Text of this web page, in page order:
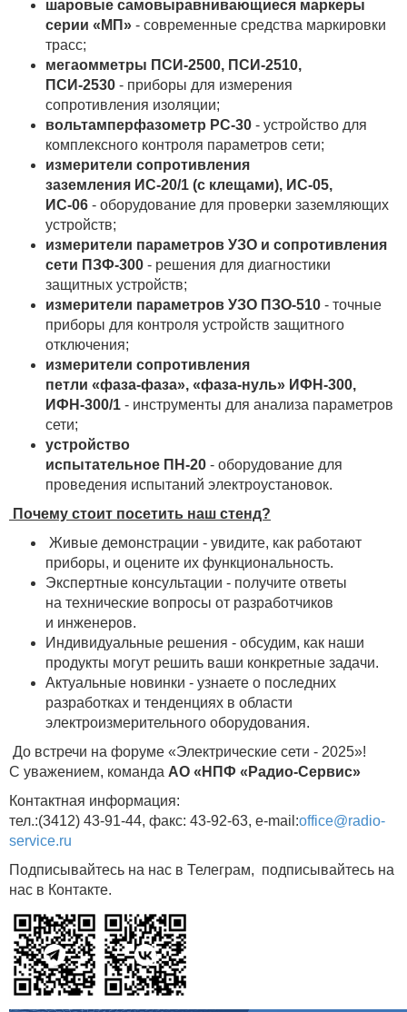
шаровые самовыравнивающиеся маркеры
серии «МП» - современные средства маркировки
трасс;
мегаомметры ПСИ‑2500, ПСИ‑2510,
ПСИ‑2530 - приборы для измерения
сопротивления изоляции;
вольтамперфазометр РС‑30 - устройство для
комплексного контроля параметров сети;
измерители сопротивления
заземления ИС‑20/1 (с клещами), ИС‑05,
ИС‑06 - оборудование для проверки заземляющих
устройств;
измерители параметров УЗО и сопротивления
сети ПЗФ‑300 - решения для диагностики
защитных устройств;
измерители параметров УЗО ПЗО‑510 - точные
приборы для контроля устройств защитного
отключения;
измерители сопротивления
петли «фаза‑фаза», «фаза‑нуль» ИФН‑300,
ИФН‑300/1 - инструменты для анализа параметров
сети;
устройство
испытательное ПН‑20 - оборудование для
проведения испытаний электроустановок.
Почему стоит посетить наш стенд?
Живые демонстрации - увидите, как работают
приборы, и оцените их функциональность.
Экспертные консультации - получите ответы
на технические вопросы от разработчиков
и инженеров.
Индивидуальные решения - обсудим, как наши
продукты могут решить ваши конкретные задачи.
Актуальные новинки - узнаете о последних
разработках и тенденциях в области
электроизмерительного оборудования.
До встречи на форуме «Электрические сети - 2025»!
С уважением, команда АО «НПФ «Радио‑Сервис»
Контактная информация:
тел.:(3412) 43-91-44, факс: 43-92-63, e-mail:office@radio-
service.ru
Подписывайтесь на нас в Телеграм, подписывайтесь на
нас в Контакте.